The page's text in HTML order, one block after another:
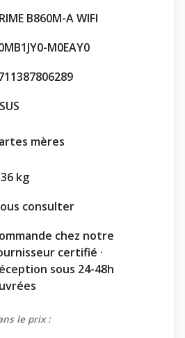
B860M-A WIFI
M0EAY0
mères
kg
consulter
chez notre
certifié ·
sous 24-48h
le prix :